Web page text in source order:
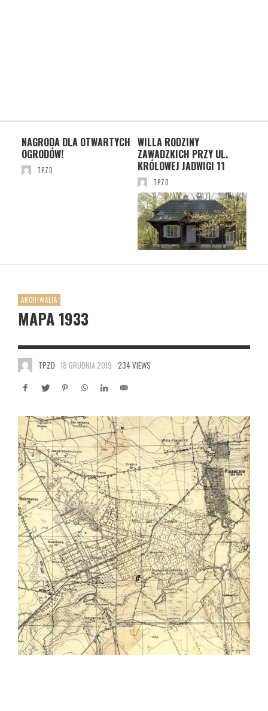
NAGRODA DLA OTWARTYCH
OGRODÓW!
TPZD
WILLA RODZINY
ZAWADZKICH PRZY UL.
KRÓLOWEJ JADWIGI 11
TPZD
ARCHIWALIA
MAPA 1933
TPZD 18 GRUDNIA 2019 234 VIEWS